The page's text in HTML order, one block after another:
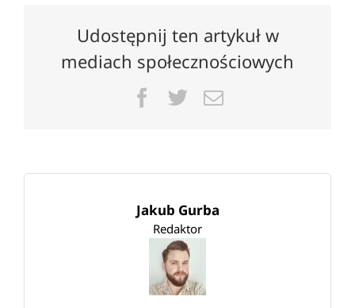
Udostępnij ten artykuł w
mediach społecznościowych
Facebook
TwitterEmail
Jakub Gurba
Redaktor